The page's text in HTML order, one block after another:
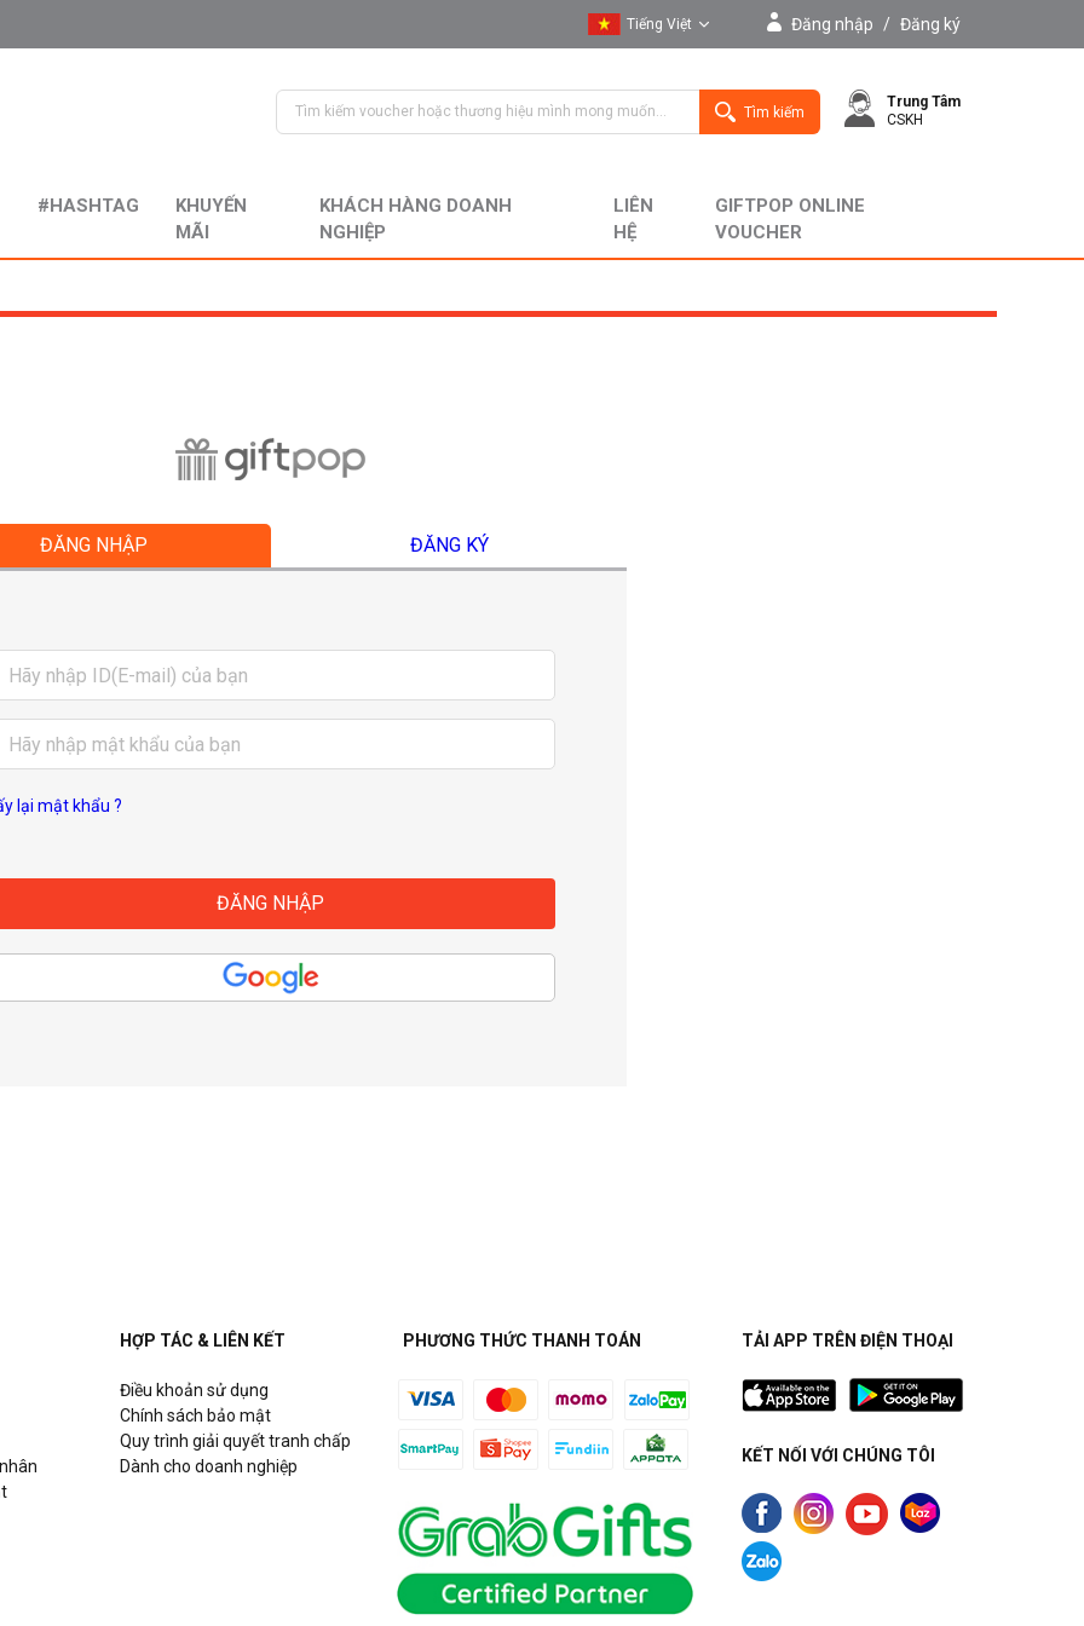
Tiếng Việt
English
Đăng nhập / Đăng ký
Tìm kiếm
Trung Tâm
CSKH
#HASHTAG
KHUYẾN
MÃI
KHÁCH HÀNG DOANH
NGHIỆP
LIÊN
HỆ
GIFTPOP ONLINE
VOUCHER
ĐĂNG NHẬP ĐĂNG KÝ
lại mật khẩu ?
HỢP TÁC & LIÊN KẾT
Điều khoản sử dụng
Chính sách bảo mật
Quy trình giải quyết tranh chấp
Dành cho doanh nghiệp
PHƯƠNG THỨC THANH TOÁN TẢI APP TRÊN ĐIỆN THOẠI
KẾT NỐI VỚI CHÚNG TÔI